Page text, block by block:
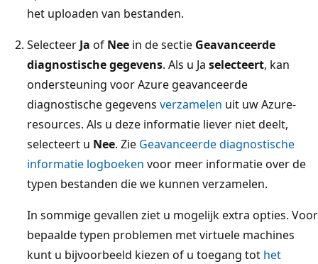
het uploaden van bestanden.
Selecteer Ja of Nee in de sectie Geavanceerde
diagnostische gegevens. Als u Ja selecteert, kan
ondersteuning voor Azure geavanceerde
diagnostische gegevens verzamelen uit uw Azure-
resources. Als u deze informatie liever niet deelt,
selecteert u Nee. Zie Geavanceerde diagnostische
informatie logboeken voor meer informatie over de
typen bestanden die we kunnen verzamelen.
In sommige gevallen ziet u mogelijk extra opties. Voor
bepaalde typen problemen met virtuele machines
kunt u bijvoorbeeld kiezen of u toegang tot het